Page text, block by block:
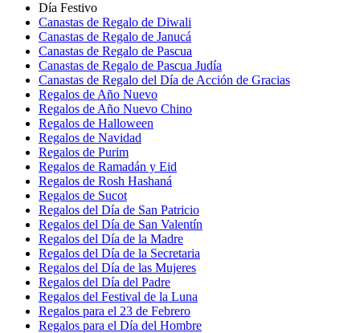
Día Festivo
Canastas de Regalo de Diwali
Canastas de Regalo de Janucá
Canastas de Regalo de Pascua
Canastas de Regalo de Pascua Judía
Canastas de Regalo del Día de Acción de Gracias
Regalos de Año Nuevo
Regalos de Año Nuevo Chino
Regalos de Halloween
Regalos de Navidad
Regalos de Purim
Regalos de Ramadán y Eid
Regalos de Rosh Hashaná
Regalos de Sucot
Regalos del Día de San Patricio
Regalos del Día de San Valentín
Regalos del Día de la Madre
Regalos del Día de la Secretaria
Regalos del Día de las Mujeres
Regalos del Día del Padre
Regalos del Festival de la Luna
Regalos para el 23 de Febrero
Regalos para el Día del Hombre